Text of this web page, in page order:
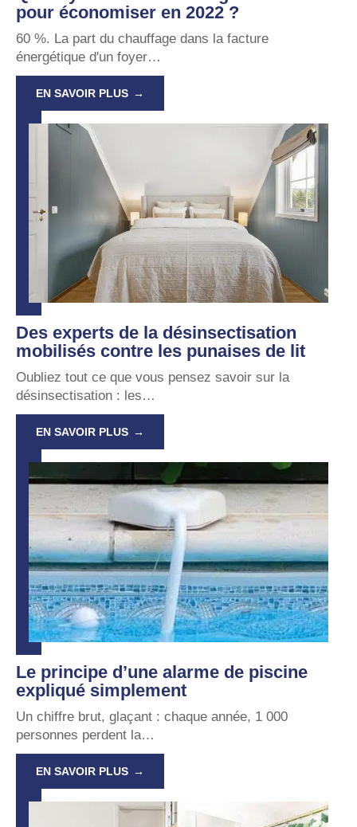
pour économiser en 2022 ?
60 %. La part du chauffage dans la facture
énergétique d'un foyer…
EN SAVOIR PLUS
Des experts de la désinsectisation
mobilisés contre les punaises de lit
Oubliez tout ce que vous pensez savoir sur la
désinsectisation : les…
EN SAVOIR PLUS
Le principe d’une alarme de piscine
expliqué simplement
Un chiffre brut, glaçant : chaque année, 1 000
personnes perdent la…
EN SAVOIR PLUS